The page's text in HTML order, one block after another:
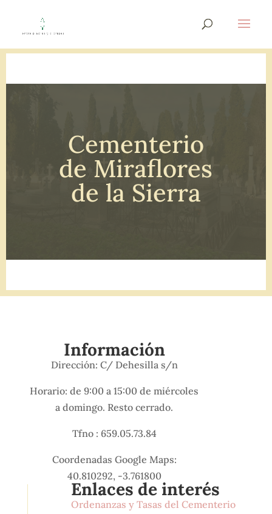
Cementerio
de Miraflores
de la Sierra
Información
Dirección: C/ Dehesilla s/n
Horario: de 9:00 a 15:00 de miércoles
a domingo. Resto cerrado.
Tfno : 659.05.73.84
Coordenadas Google Maps:
40.810292, -3.761800
Enlaces de interés
Ordenanzas y Tasas del Cementerio